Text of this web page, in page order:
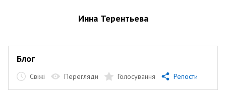
Инна Терентьева
Блог
Свіжі Перегляди Голосування Репости